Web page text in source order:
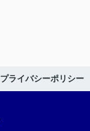
プライバシーポリシー